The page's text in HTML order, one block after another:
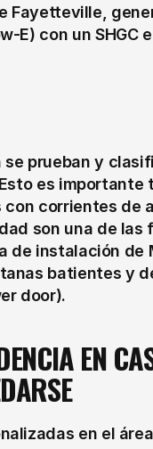
Fayetteville,
E) con un SHGC
prueban y
es importante
corrientes de
son una de las
de instalación de
batientes y
door).
EN
en el